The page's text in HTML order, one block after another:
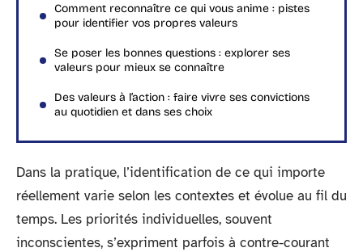
Comment reconnaître ce qui vous anime : pistes
pour identifier vos propres valeurs
Se poser les bonnes questions : explorer ses
valeurs pour mieux se connaître
Des valeurs à l’action : faire vivre ses convictions
au quotidien et dans ses choix
Dans la pratique, l’identification de ce qui importe
réellement varie selon les contextes et évolue au fil du
temps. Les priorités individuelles, souvent
inconscientes, s’expriment parfois à contre-courant